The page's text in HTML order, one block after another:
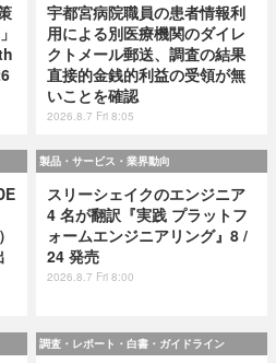
宇都宮病院職員の患者情報利
用による別医療機関のダイレ
クトメール郵送、調査の結果
直接的金銭的利益の受領が無
いことを確認
2026.8.7 Fri 8:05
製品・サービス・業界動向
スリーシェイクのエンジニア
4 名が翻訳『実践 プラットフ
ォームエンジニアリング』8 /
24 発売
2026.8.7 Fri 8:00
調査・レポート・白書・ガイドライン